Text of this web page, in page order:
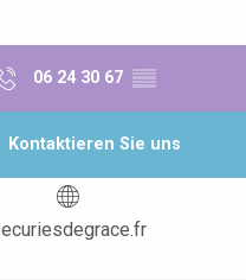
06 24 30 67 ▒▒
Kontaktieren Sie uns
ecuriesdegrace.fr